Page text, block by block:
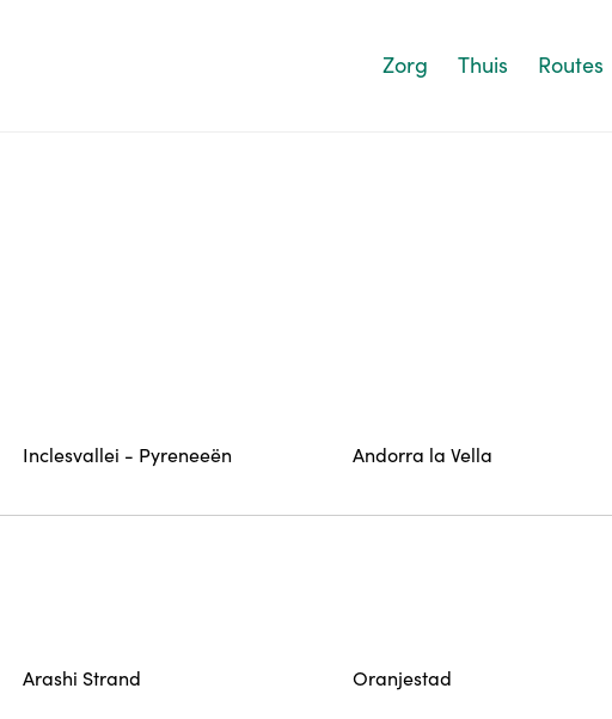
Zorg Thuis Routes
Inclesvallei - Pyreneeën Andorra la Vella
Arashi Strand Oranjestad